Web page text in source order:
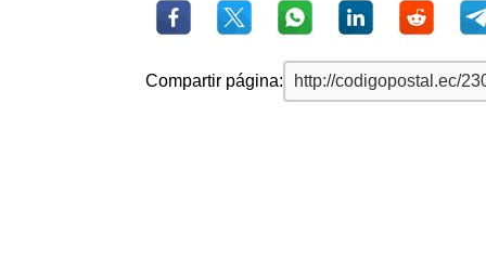
Compartir página: